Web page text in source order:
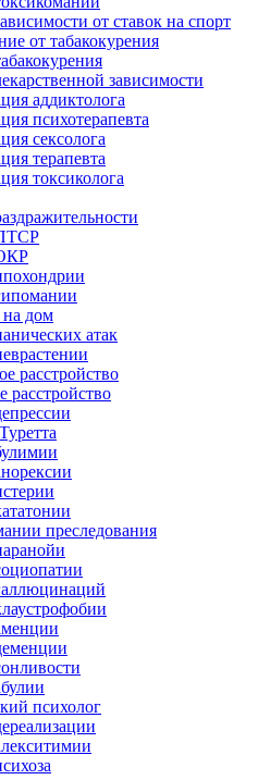
от ставок на спорт
от табакокурения
зависимости
аддиктолога
психотерапевта
сексолога
терапевта
токсиколога
дом
атак
расстройство
расстройство
преследования
психолог